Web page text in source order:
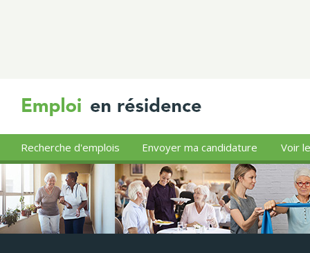
Recherche d'emplois Envoyer ma candidature Voir